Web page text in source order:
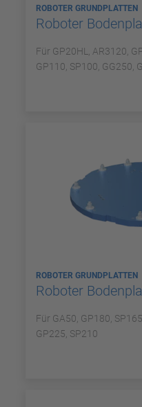
ROBOTER GRUNDPLATTEN
Roboter
Für GP20HL, AR3120,
GP110, SP100, GG250,
ROBOTER GRUNDPLATTEN
Roboter
Für GA50, GP180,
GP225, SP210